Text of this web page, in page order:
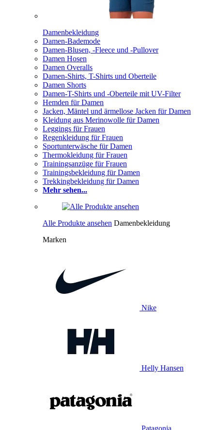
Damenbekleidung
Damen-Bademode
Damen-Blusen, -Fleece und -Pullover
Damen Hosen
Damen Overalls
Damen-Shirts, T-Shirts und Oberteile
Damen Shorts
Damen-T-Shirts und -Oberteile mit UV-Filter
Hemden für Damen
Jacken, Mäntel und ärmellose Jacken für Damen
Kleidung aus Merinowolle für Damen
Leggings für Frauen
Regenkleidung für Frauen
Sportunterwäsche für Damen
Thermokleidung für Frauen
Trainingsanzüge für Frauen
Trainingsbekleidung für Damen
Trekkingbekleidung für Damen
Mehr sehen...
Alle Produkte ansehen Damenbekleidung
Marken
Nike
Helly Hansen
Patagonia